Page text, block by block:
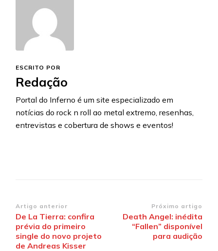
ESCRITO POR
Redação
Portal do Inferno é um site especializado em
notícias do rock n roll ao metal extremo, resenhas,
entrevistas e cobertura de shows e eventos!
Navegação
de
post
Artigo anterior
De La Tierra: confira
prévia do primeiro
single do novo projeto
de Andreas Kisser
Próximo artigo
Death Angel: inédita
“Fallen” disponível
para audição